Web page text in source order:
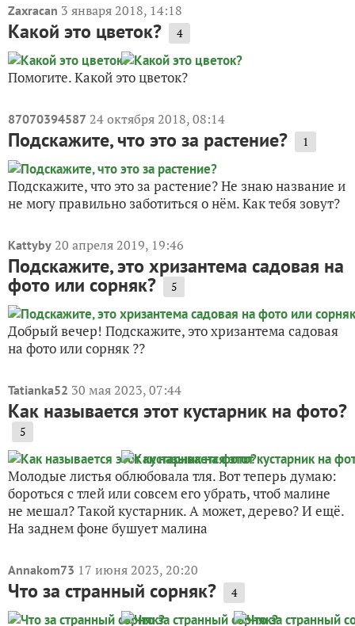
Zaxracan 3 января 2018, 14:18
Какой это цветок? 4
Помогите. Какой это цветок?
87070394587 24 октября 2018, 08:14
Подскажите, что это за растение? 1
Подскажите, что это за растение? Не знаю название и
не могу правильно заботиться о нём. Как тебя зовут?
Kattyby 20 апреля 2019, 19:46
Подскажите, это хризантема садовая на
фото или сорняк? 5
Добрый вечер! Подскажите, это хризантема садовая
на фото или сорняк ??
Tatianka52 30 мая 2023, 07:44
Как называется этот кустарник на фото?
5
Молодые листья облюбовала тля. Вот теперь думаю:
бороться с тлей или совсем его убрать, чтоб малине
не мешал? Такой кустарник. А может, дерево? И ещё.
На заднем фоне бушует малина
Annakom73 17 июня 2023, 20:20
Что за странный сорняк? 4